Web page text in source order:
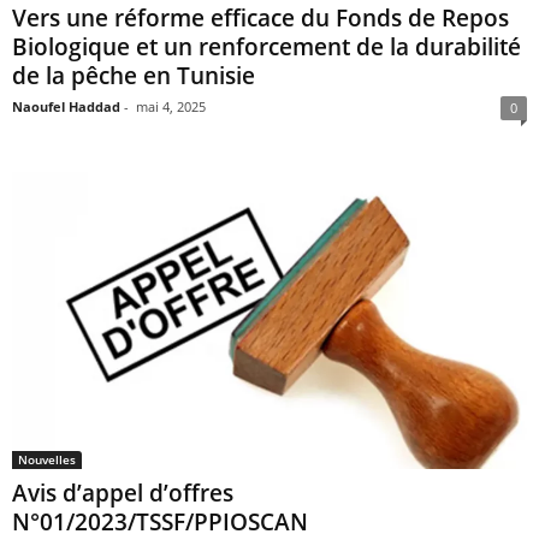
Vers une réforme efficace du Fonds de Repos
Biologique et un renforcement de la durabilité
de la pêche en Tunisie
Naoufel Haddad - mai 4, 2025 0
Nouvelles
Avis d’appel d’offres
N°01/2023/TSSF/PPIOSCAN